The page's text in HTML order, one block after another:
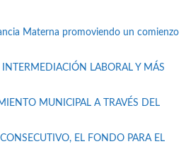
Materna promoviendo un comienzo
LABORAL Y MÁS
MUNICIPAL A TRAVÉS DEL
EL FONDO PARA EL